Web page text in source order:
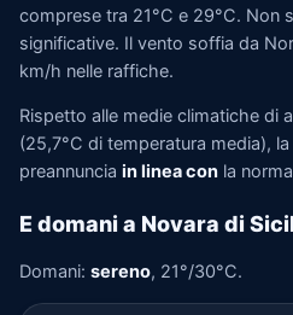
comprese tra 21°C e 29°C. Non
significative. Il vento soffia da
km/h nelle raffiche.
Rispetto alle medie climatiche di
(25,7°C di temperatura media),
preannuncia in linea con la
E domani a Novara di
Domani: sereno, 21°/30°C.